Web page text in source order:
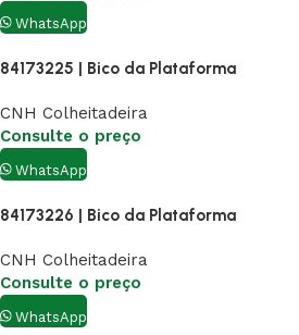
WhatsApp
84173225 | Bico da Plataforma
CNH Colheitadeira
Consulte o preço
WhatsApp
84173226 | Bico da Plataforma
CNH Colheitadeira
Consulte o preço
WhatsApp